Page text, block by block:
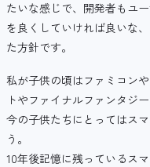
たいな感じで、開発者もユ
を良くしていければ良いな
た方針です。
私が子供の頃はファミコン
トやファイナルファンタジ
今の子供たちにとってはス
う。
10年後記憶に残っているス